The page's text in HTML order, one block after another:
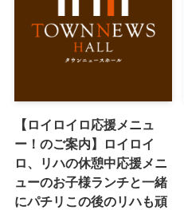
【ロイロイロ応援メニュ
ー！のご案内】ロイロイ
ロ、リハの休憩中応援メニ
ューのお子様ランチと一緒
にパチリこの後のリハも頑